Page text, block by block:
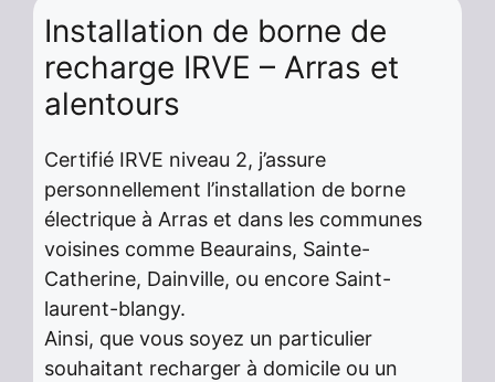
Installation de borne de
recharge IRVE – Arras et
alentours
Certifié IRVE niveau 2, j’assure
personnellement l’installation de borne
électrique à Arras et dans les communes
voisines comme Beaurains, Sainte-
Catherine, Dainville, ou encore Saint-
laurent-blangy.
Ainsi, que vous soyez un particulier
souhaitant recharger à domicile ou un